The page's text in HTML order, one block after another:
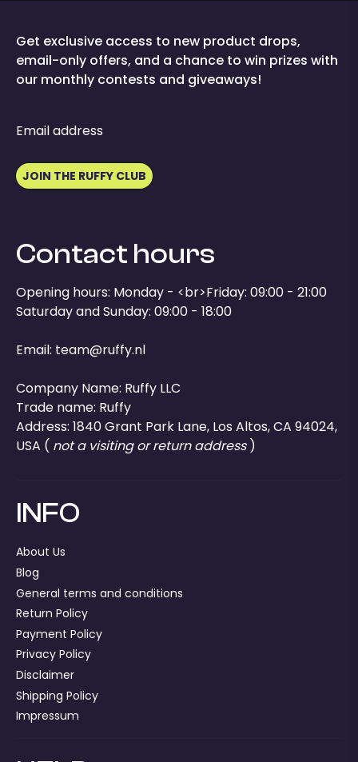
Get exclusive access to new product drops,
email-only offers, and a chance to win prizes with
our monthly contests and giveaways!
Email address
JOIN THE RUFFY CLUB
Contact hours
Opening hours: Monday - <br>Friday: 09:00 - 21:00
Saturday and Sunday: 09:00 - 18:00
Email: team@ruffy.nl
Company Name: Ruffy LLC
Trade name: Ruffy
Address: 1840 Grant Park Lane, Los Altos, CA 94024,
USA ( not a visiting or return address)
INFO
About Us
Blog
General terms and conditions
Return Policy
Payment Policy
Privacy Policy
Disclaimer
Shipping Policy
Impressum